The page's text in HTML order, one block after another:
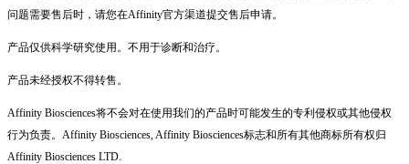
问题需要售后时，请您在Affinity官方渠道提交售后申请。
产品仅供科学研究使用。不用于诊断和治疗。
产品未经授权不得转售。
Affinity Biosciences将不会对在使用我们的产品时可能发生的专利侵权或其他侵权
行为负责。Affinity Biosciences, Affinity Biosciences标志和所有其他商标所有权归
Affinity Biosciences LTD.